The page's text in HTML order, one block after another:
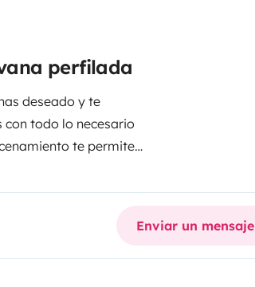
perfilada
deseado y te
con todo lo necesario
te permite
poder llegar a los
Enviar un mensaje